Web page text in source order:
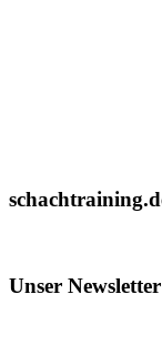
Unser Newsletter